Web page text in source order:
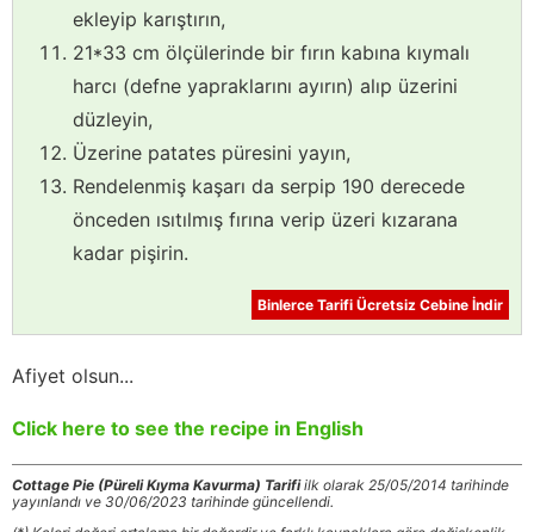
ekleyip karıştırın,
21*33 cm ölçülerinde bir fırın kabına kıymalı
harcı (defne yapraklarını ayırın) alıp üzerini
düzleyin,
Üzerine patates püresini yayın,
Rendelenmiş kaşarı da serpip 190 derecede
önceden ısıtılmış fırına verip üzeri kızarana
kadar pişirin.
Binlerce Tarifi Ücretsiz Cebine İndir
Afiyet olsun...
Click here to see the recipe in English
Cottage Pie (Püreli Kıyma Kavurma) Tarifiilk olarak 25/05/2014 tarihinde
yayınlandı ve 30/06/2023 tarihinde güncellendi.